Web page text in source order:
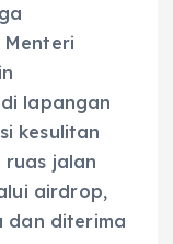
lapangan
kesulitan
jalan
airdrop,
dan diterima